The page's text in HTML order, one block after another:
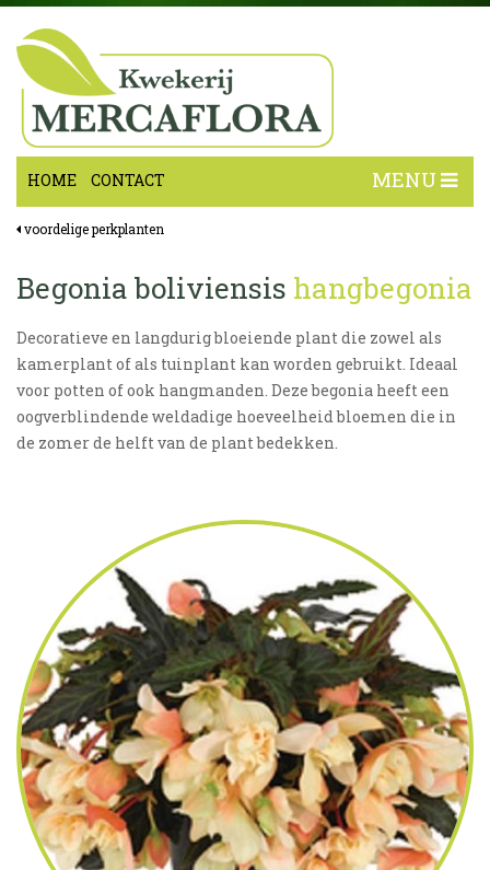
MENU
HOME CONTACT
voordelige perkplanten
Begonia boliviensis hangbegonia
Decoratieve en langdurig bloeiende plant die zowel als
kamerplant of als tuinplant kan worden gebruikt. Ideaal
voor potten of ook hangmanden. Deze begonia heeft een
oogverblindende weldadige hoeveelheid bloemen die in
de zomer de helft van de plant bedekken.